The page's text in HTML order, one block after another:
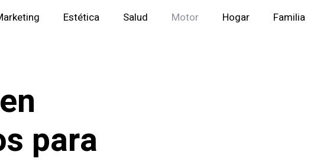
Estética Salud Motor Hogar Familia
para